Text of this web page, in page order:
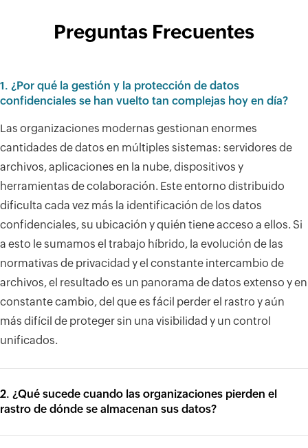
Preguntas Frecuentes
1. ¿Por qué la gestión y la protección de datos
confidenciales se han vuelto tan complejas hoy en día?
Las organizaciones modernas gestionan enormes
cantidades de datos en múltiples sistemas: servidores de
archivos, aplicaciones en la nube, dispositivos y
herramientas de colaboración. Este entorno distribuido
dificulta cada vez más la identificación de los datos
confidenciales, su ubicación y quién tiene acceso a ellos. Si
a esto le sumamos el trabajo híbrido, la evolución de las
normativas de privacidad y el constante intercambio de
archivos, el resultado es un panorama de datos extenso y en
constante cambio, del que es fácil perder el rastro y aún
más difícil de proteger sin una visibilidad y un control
unificados.
2. ¿Qué sucede cuando las organizaciones pierden el
rastro de dónde se almacenan sus datos?